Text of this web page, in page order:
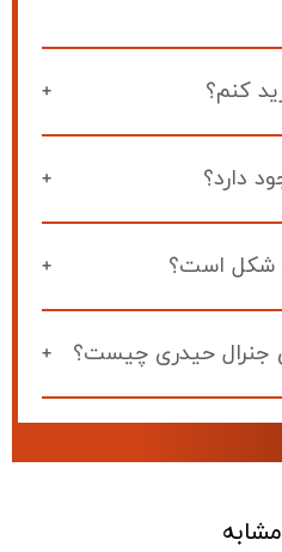
کنم؟
دارد؟
شکل است؟
جنرال حیدری چیست؟